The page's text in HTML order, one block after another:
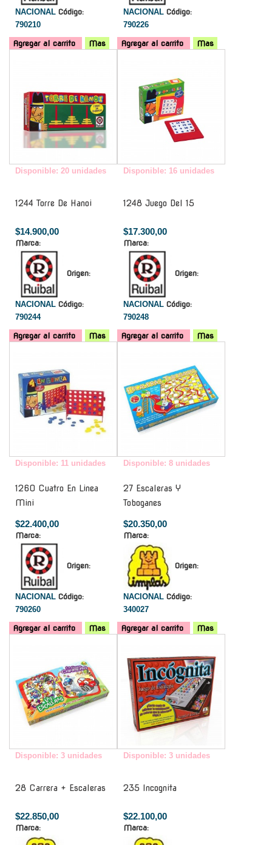
NACIONAL Código:
790210
Agregar al carrito Mas
NACIONAL Código:
790226
Agregar al carrito
Mas
Disponible: 20 unidades
1244 Torre De Hanoi
$14.900,00
Marca:
Origen:
NACIONAL Código:
790244
Agregar al carrito Mas
Disponible: 16 unidades
1248 Juego Del 15
$17.300,00
Marca:
Origen:
NACIONAL Código:
790248
Agregar al carrito
Mas
Disponible: 11 unidades
1260 Cuatro En Linea
Mini
$22.400,00
Marca:
Origen:
NACIONAL Código:
790260
Agregar al carrito Mas
Disponible: 8 unidades
27 Escaleras Y
Toboganes
$20.350,00
Marca:
Origen:
NACIONAL Código:
340027
Agregar al carrito
Mas
Disponible: 3 unidades
28 Carrera + Escaleras
$22.850,00
Marca:
Disponible: 3 unidades
235 Incognita
$22.100,00
Marca: